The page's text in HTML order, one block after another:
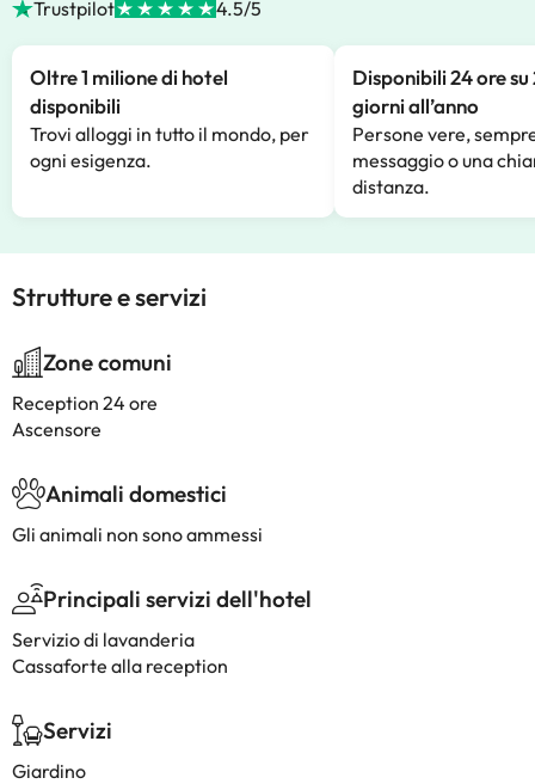
Trustpilot 4.5/5
Oltre 1 milione di hotel
disponibili
Trovi alloggi in tutto il mondo, per
ogni esigenza.
Disponibili 24 ore su
giorni all’anno
Persone vere,
messaggio o una
distanza.
Strutture e servizi
Zone comuni
Reception 24 ore
Ascensore
Animali domestici
Gli animali non sono ammessi
Principali servizi dell'hotel
Servizio di lavanderia
Cassaforte alla reception
Servizi
Giardino